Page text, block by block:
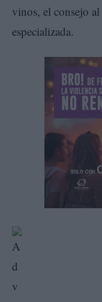
vinos, el consejo
especializada.